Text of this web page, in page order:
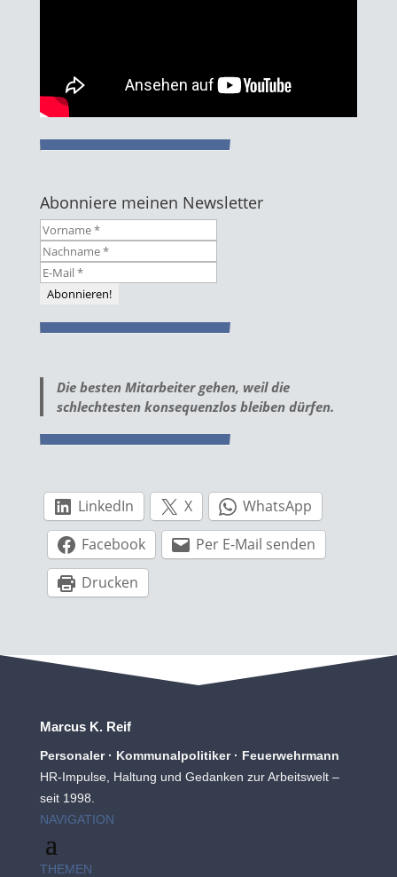
Abonniere meinen Newsletter
Die besten Mitarbeiter gehen, weil die
schlechtesten konsequenzlos bleiben dürfen.
LinkedIn X
WhatsApp
Facebook
Per E-Mail senden
Drucken
Marcus K. Reif
Personaler · Kommunalpolitiker · Feuerwehrmann
HR-Impulse, Haltung und Gedanken zur Arbeitswelt –
seit 1998.
NAVIGATION
THEMEN